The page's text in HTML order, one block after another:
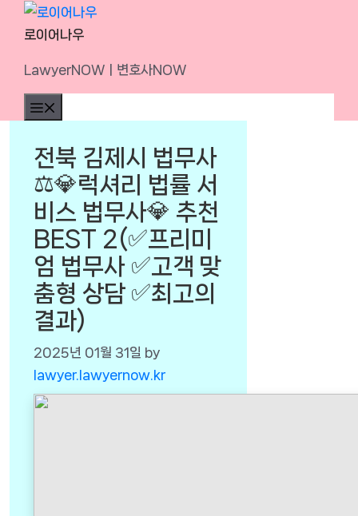
Skip
로이어나우
LawyerNOWㅣ변호사NOW
전북 김제시 법무사
⚖️💎럭셔리 법률 서
비스 법무사💎 추천
BEST 2(✅프리미
엄 법무사 ✅고객 맞
춤형 상담 ✅최고의
결과)
2025년 01월 31일 by
lawyer.lawyernow.kr